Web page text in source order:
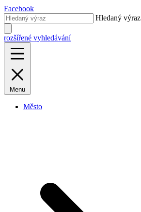
Facebook
Hledaný výraz
rozšířené vyhledávání
Menu
Město